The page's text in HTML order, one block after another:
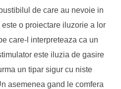
de care au nevoie in
o proiectare iluzorie a lor
care-l interpreteaza ca un
este iluzia de gasire
un tipar sigur cu niste
asemenea gand le comfera